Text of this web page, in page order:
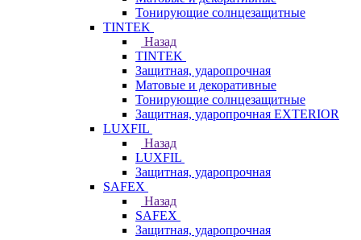
Тонирующие солнцезащитные
TINTEK
Назад
TINTEK
Защитная, ударопрочная
Матовые и декоративные
Тонирующие солнцезащитные
Защитная, ударопрочная EXTERIOR
LUXFIL
Назад
LUXFIL
Защитная, ударопрочная
SAFEX
Назад
SAFEX
Защитная, ударопрочная